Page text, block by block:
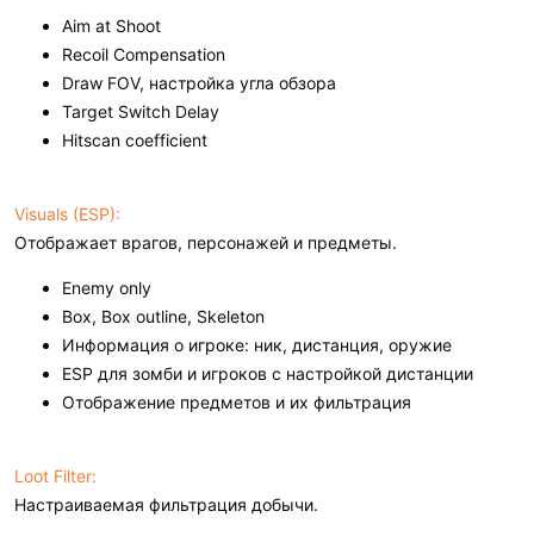
Aim at Shoot
Recoil Compensation
Draw FOV, настройка угла обзора
Target Switch Delay
Hitscan coefficient
Visuals (ESP):
Отображает врагов, персонажей и предметы.
Enemy only
Box, Box outline, Skeleton
Информация о игроке: ник, дистанция, оружие
ESP для зомби и игроков с настройкой дистанции
Отображение предметов и их фильтрация
Loot Filter:
Настраиваемая фильтрация добычи.